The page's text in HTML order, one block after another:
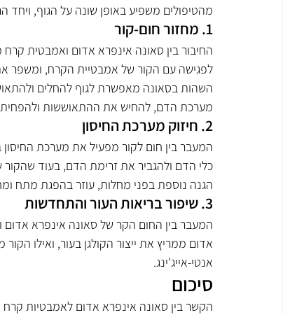
מהטיפולים משפיע באופן שונה על הגוף,
1. מחזור חום-קור
החיבור בין סאונה אינפרא אדום ואמבטית
לפגישה עם הקור של אמבטיית הקרח, ומשפר
השהות בסאונה מאפשרת לגוף להחלים
מערכת הדם, להחיש את ההתאוששות
2. חיזוק מערכת החיסון
המעבר בין חום לקור מפעיל את מערכת
כלי הדם ולהגביר את זרימת הדם, בעוד
הגנה נוספת בפני מחלות, עוזר בהפגת מתח
3. שיפור בריאות העור והתחדשות
המעבר בין החום הקר של סאונה אינפרא
אדום ממריץ את ייצור הקולגן בעור, ואילו
אנטי-אייג'ינג.
סיכום
הקשר בין סאונה אינפרא אדום לאמבטיות קרח